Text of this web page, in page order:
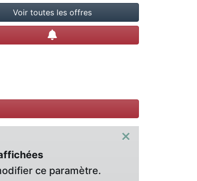
Voir toutes les offres
Créer une alerte
×
ce paramètre.